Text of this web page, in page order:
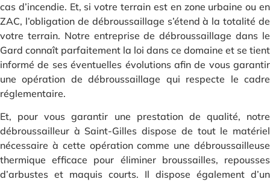
cas d’incendie. Et, si votre terrain est en zone urbaine ou en
ZAC, l’obligation de débroussaillage s’étend à la totalité de
votre terrain. Notre entreprise de débroussaillage dans le
Gard connaît parfaitement la loi dans ce domaine et se tient
informé de ses éventuelles évolutions afin de vous garantir
une opération de débroussaillage qui respecte le cadre
réglementaire.
Et, pour vous garantir une prestation de qualité, notre
débroussailleur à Saint-Gilles dispose de tout le matériel
nécessaire à cette opération comme une débroussailleuse
thermique efficace pour éliminer broussailles, repousses
d’arbustes et maquis courts. Il dispose également d’un